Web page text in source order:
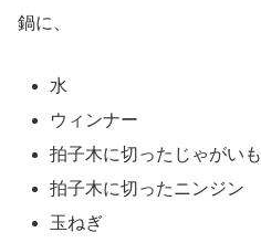
鍋に、
水
ウィンナー
拍子木に切ったじゃがいも
拍子木に切ったニンジン
玉ねぎ